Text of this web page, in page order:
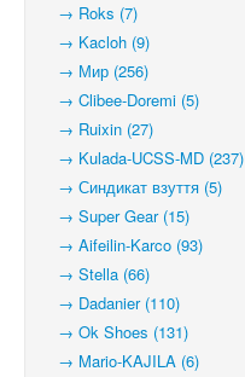
→ Roks (7)
→ Kacloh (9)
→ Мир (256)
→ Clibee-Doremi (5)
→ Ruixin (27)
→ Kulada-UCSS-MD (237)
→ Синдикат взуття (5)
→ Super Gear (15)
→ Aifeilin-Karco (93)
→ Stella (66)
→ Dadanier (110)
→ Ok Shoes (131)
→ Mario-KAJILA (6)